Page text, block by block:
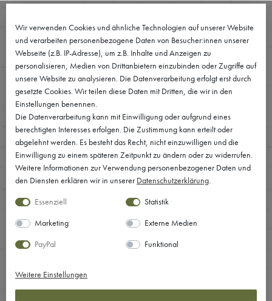
0
Wir verwenden Cookies und ähnliche Technologien auf unserer Website
und verarbeiten personenbezogene Daten von Besucher:innen unserer
Webseite (z.B. IP-Adresse), um z.B. Inhalte und Anzeigen zu
personalisieren, Medien von Drittanbietern einzubinden oder Zugriffe auf
unsere Website zu analysieren. Die Datenverarbeitung erfolgt erst durch
gesetzte Cookies. Wir teilen diese Daten mit Dritten, die wir in den
Einstellungen benennen.
Die Datenverarbeitung kann mit Einwilligung oder aufgrund eines
berechtigten Interesses erfolgen. Die Zustimmung kann erteilt oder
abgelehnt werden. Es besteht das Recht, nicht einzuwilligen und die
Einwilligung zu einem späteren Zeitpunkt zu ändern oder zu widerrufen.
Weitere Informationen zur Verwendung personenbezogener Daten und
den Diensten erklären wir in unserer Daten­schutz­erklärung.
Essenziell
Statistik
Marketing
Externe Medien
PayPal
Funktional
Weitere Einstellungen